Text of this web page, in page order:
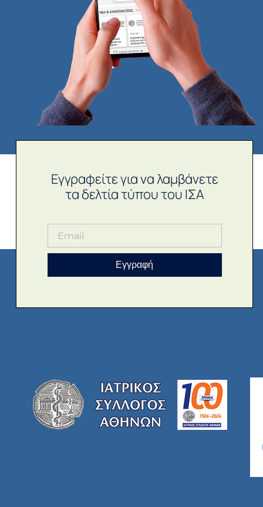
Εγγραφείτε για να λαμβάνετε
τα δελτία τύπου του ΙΣΑ
Εγγραφή